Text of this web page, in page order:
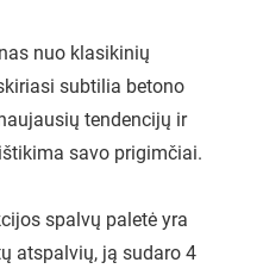
nuo klasikinių
subtilia betono
tendencijų ir
savo prigimčiai.
spalvų paletė yra
atspalvių, ją sudaro 4